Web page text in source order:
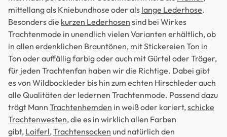
mittellang als Kniebundhose oder als lange Lederhose.
Besonders die kurzen Lederhosen sind bei Wirkes
Trachtenmode in unendlich vielen Varianten erhältlich, ob
in allen erdenklichen Brauntönen, mit Stickereien Ton in
Ton oder auffällig farbig oder auch mit Gürtel oder Träger,
für jeden Trachtenfan haben wir die Richtige. Dabei gibt
es von Wildbockleder bis hin zum echten Hirschleder auch
alle Qualitäten der ledernen Trachtenmode. Passend dazu
trägt Mann Trachtenhemden in weiß oder kariert,schicke
Trachtenwesten, die es in wirklich allen Farben
gibt, Loiferl,Trachtensocken und natürlich den